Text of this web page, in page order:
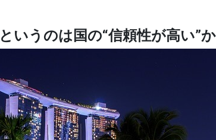
いうのは国の“信頼性が高い”